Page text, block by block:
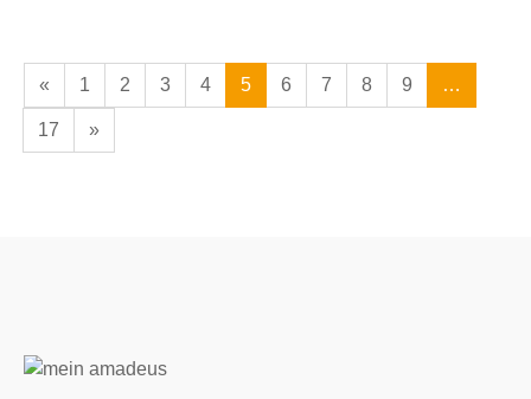
« 1 2 3 4 5 6 7 8 9 …
17 »